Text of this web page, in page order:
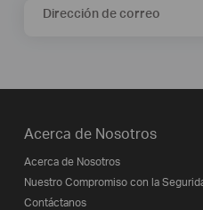
Dirección de correo
Acerca de Nosotros
Acerca de Nosotros
Nuestro Compromiso con la
Contáctanos